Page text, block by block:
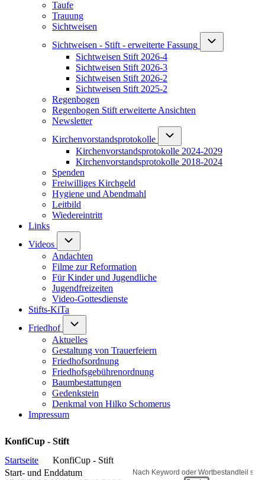
Taufe
Trauung
Sichtweisen
Sichtweisen - Stift - erweiterte Fassung
Unternavigation
Sichtweisen Stift 2026-4
Sichtweisen Stift 2026-3
Sichtweisen Stift 2026-2
Sichtweisen Stift 2025-2
Regenbogen
Regenbogen Stift erweiterte Ansichten
Newsletter
Kirchenvorstandsprotokolle
Unternavigation von
Kirchenvorstandsprotokolle 2024-2029
Kirchenvorstandsprotokolle 2018-2024
Spenden
Freiwilliges Kirchgeld
Hygiene und Abendmahl
Leitbild
Wiedereintritt
Links
Videos
Unternavigation von Videos
Andachten
Filme zur Reformation
Für Kinder und Jugendliche
Jugendfreizeiten
Video-Gottesdienste
Stifts-KiTa
Friedhof
Unternavigation von Friedhof
Aktuelles
Gestaltung von Trauerfeiern
Friedhofsordnung
Friedhofsgebührenordnung
Baumbestattungen
Gedenkstein
Denkmal von Hilko Schomerus
Impressum
KonfiCup - Stift
Pfadnavigation
Startseite
KonfiCup - Stift
Start- und Enddatum
Suche